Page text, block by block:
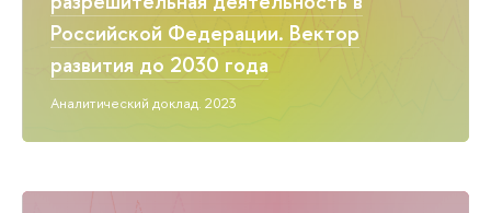
Российской Федерации. Вектор
развития до 2030 года
Аналитический доклад. 2023